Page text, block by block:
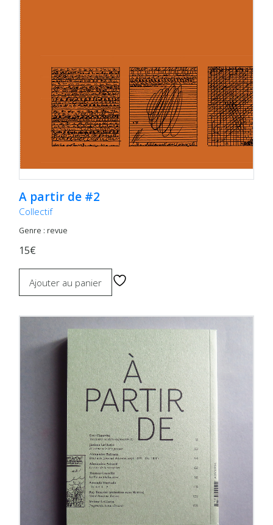
A partir de #2
Collectif
Genre : revue
15€
Ajouter au panier